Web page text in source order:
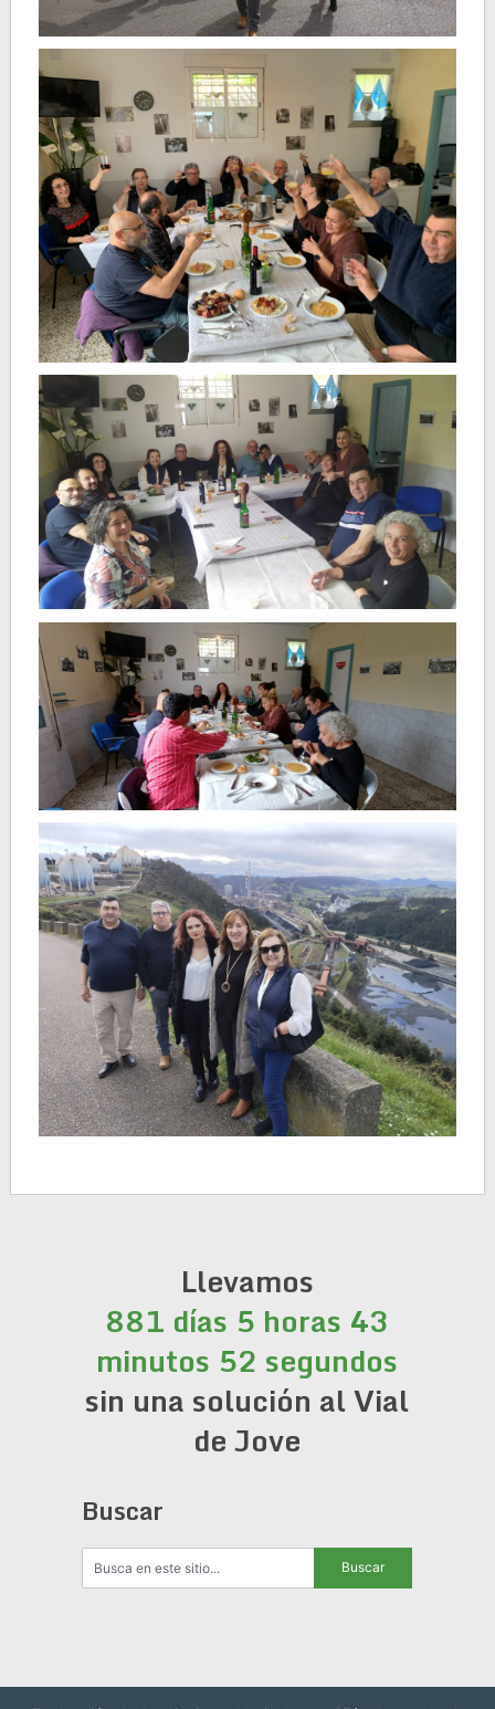
Llevamos
881 días 5 horas 43
minutos 52 segundos
sin una solución al Vial
de Jove
Buscar